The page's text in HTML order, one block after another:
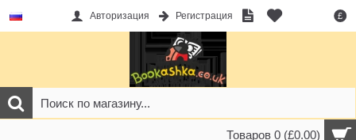
£
Авторизация Регистрация
Товаров 0 (£0.00)